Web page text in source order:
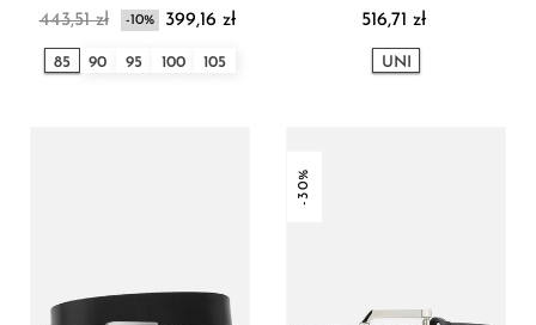
443,51 zł -10% 399,16 zł
85 90 95 100 105
516,71 zł
UNI
-30%